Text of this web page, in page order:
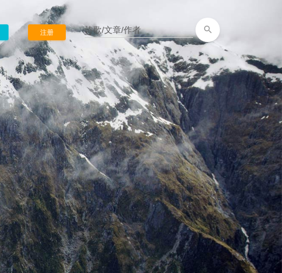
注册 search